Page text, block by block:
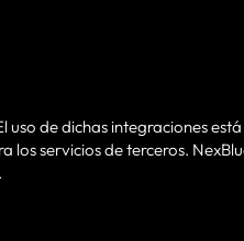
de dichas integraciones
servicios de terceros.